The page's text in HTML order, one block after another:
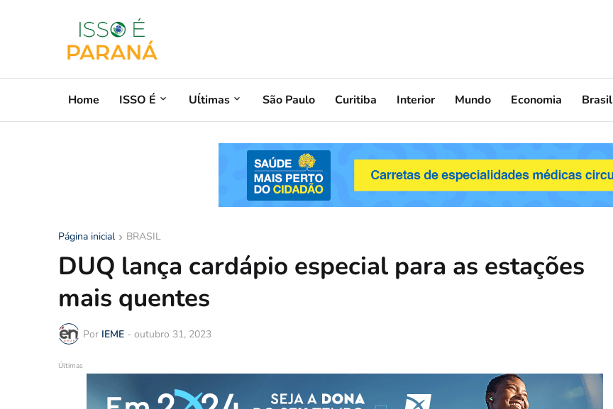
Home ISSO É Uĺtimas São Paulo Curitiba Interior Mundo Economia Brasil
Página inicial BRASIL
DUQ lança cardápio especial para as estações
mais quentes
Por IEME - outubro 31, 2023
Últimas